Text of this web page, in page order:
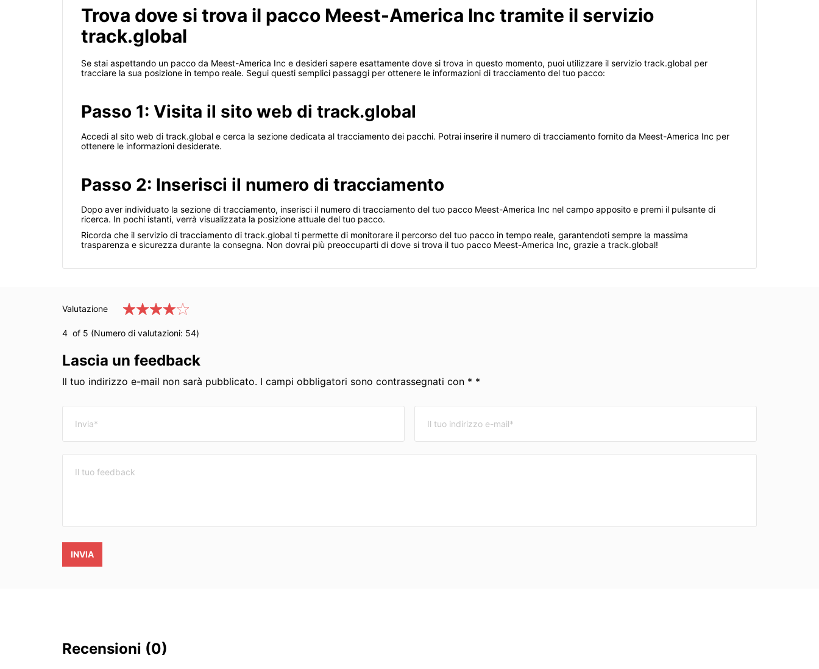
Trova dove si trova il pacco Meest-America Inc tramite il servizio
track.global
Se stai aspettando un pacco da Meest-America Inc e desideri sapere esattamente dove si trova in questo momento, puoi utilizzare il servizio track.global per
tracciare la sua posizione in tempo reale. Segui questi semplici passaggi per ottenere le informazioni di tracciamento del tuo pacco:
Passo 1: Visita il sito web di track.global
Accedi al sito web di track.global e cerca la sezione dedicata al tracciamento dei pacchi. Potrai inserire il numero di tracciamento fornito da Meest-America Inc per
ottenere le informazioni desiderate.
Passo 2: Inserisci il numero di tracciamento
Dopo aver individuato la sezione di tracciamento, inserisci il numero di tracciamento del tuo pacco Meest-America Inc nel campo apposito e premi il pulsante di
ricerca. In pochi istanti, verrà visualizzata la posizione attuale del tuo pacco.
Ricorda che il servizio di tracciamento di track.global ti permette di monitorare il percorso del tuo pacco in tempo reale, garantendoti sempre la massima
trasparenza e sicurezza durante la consegna. Non dovrai più preoccuparti di dove si trova il tuo pacco Meest-America Inc, grazie a track.global!
Valutazione
4 of 5 (Numero di valutazioni: 54)
Lascia un feedback
Il tuo indirizzo e-mail non sarà pubblicato. I campi obbligatori sono contrassegnati con * *
INVIA
Recensioni (0)